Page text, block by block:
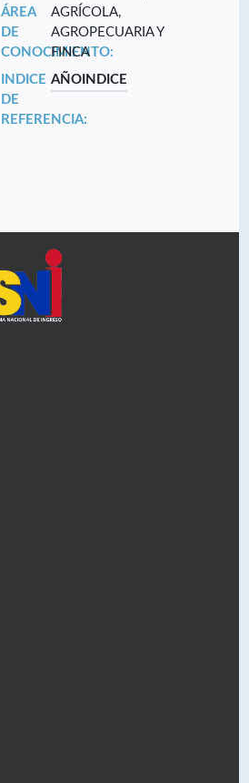
ÁREA
DE
CONOCIMIENTO:
AGRÍCOLA,
AGROPECUARIA Y
FINCA
INDICE
DE
REFERENCIA:
AÑO INDICE